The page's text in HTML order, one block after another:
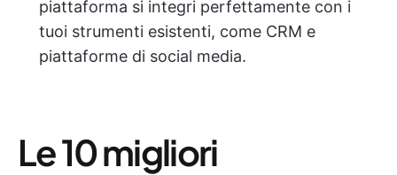
piattaforma si integri perfettamente con i
tuoi strumenti esistenti, come CRM e
piattaforme di social media.
Le 10 migliori